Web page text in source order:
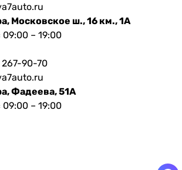
Московское ш., 16 км., 1А
– 19:00
267-90-70
Фадеева, 51А
– 19:00